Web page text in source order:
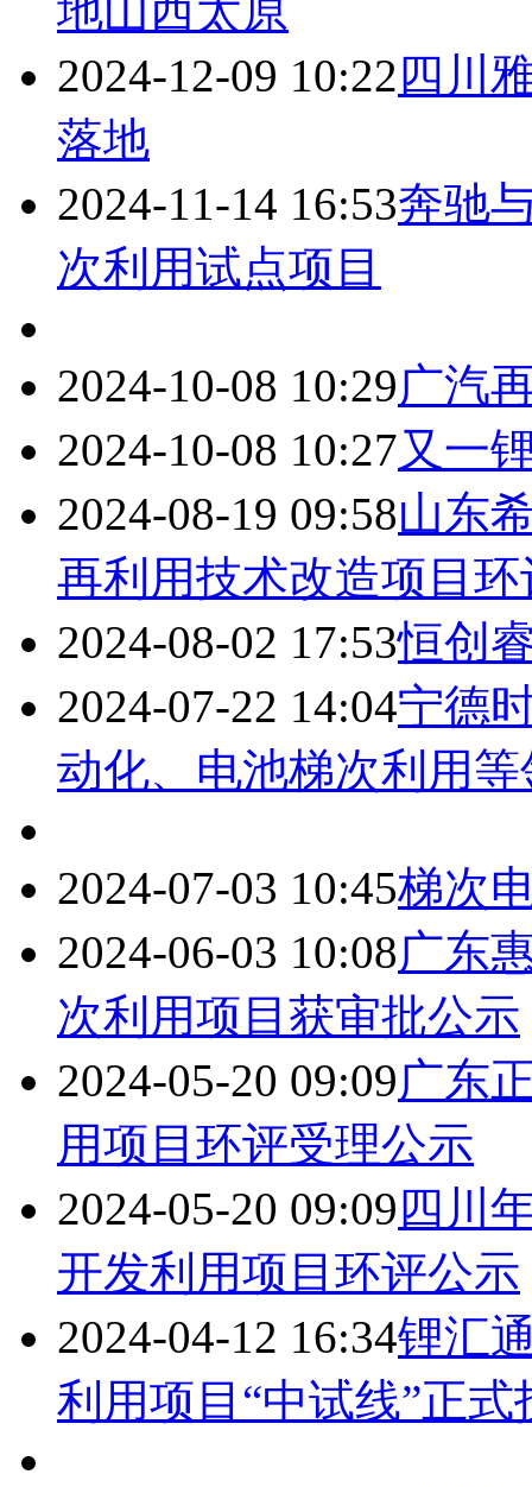
地山西太原
2024-12-09 10:22 四川
落地
2024-11-14 16:53奔驰
次利用试点项目
2024-10-08 10:29广汽
2024-10-08 10:27又一
2024-08-19 09:58山东
再利用技术改造项目
2024-08-02 17:53恒创
2024-07-22 14:04宁德
动化、电池梯次利用
2024-07-03 10:45梯次
2024-06-03 10:08广东
次利用项目获审批公示
2024-05-20 09:09广东
用项目环评受理公示
2024-05-20 09:09 四川
开发利用项目环评公示
2024-04-12 16:34锂汇
利用项目“中试线”正式